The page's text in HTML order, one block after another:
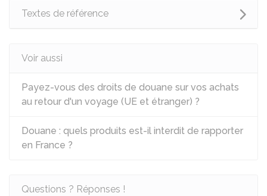
Textes de référence
Voir aussi
Payez-vous des droits de douane sur vos achats
au retour d'un voyage (UE et étranger) ?
Douane : quels produits est-il interdit de rapporter
en France ?
Questions ? Réponses !